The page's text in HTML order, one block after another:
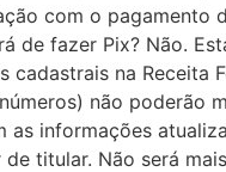
com o
de fazer Pix? Não.
na Receita
não poderão
informações
titular. Não será